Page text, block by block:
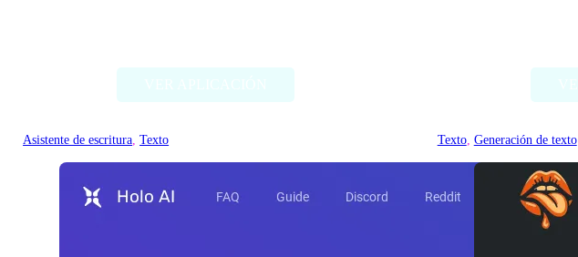
Asistente de escritura, Texto Texto, Generación de texto